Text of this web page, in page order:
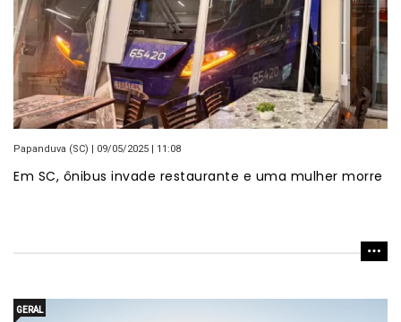
Papanduva (SC) | 09/05/2025 | 11:08
Em SC, ônibus invade restaurante e uma mulher morre
GERAL